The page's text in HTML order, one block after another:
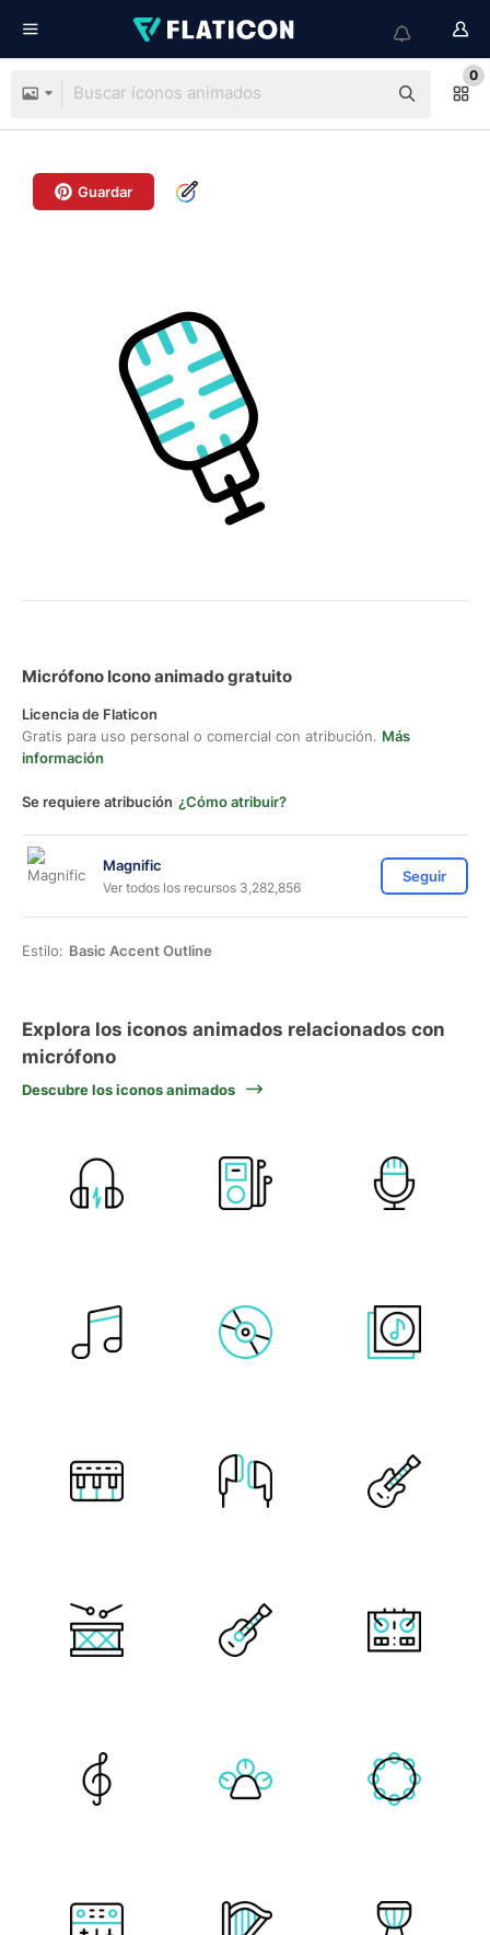
0
Guardar
Micrófono Icono animado gratuito
Licencia de Flaticon
Gratis para uso personal o comercial con atribución. Más
información
Se requiere atribución ¿Cómo atribuir?
Magnific
Ver todos los recursos 3,282,856
Seguir
Estilo: Basic Accent Outline
Explora los iconos animados relacionados con
micrófono
Descubre los iconos animados